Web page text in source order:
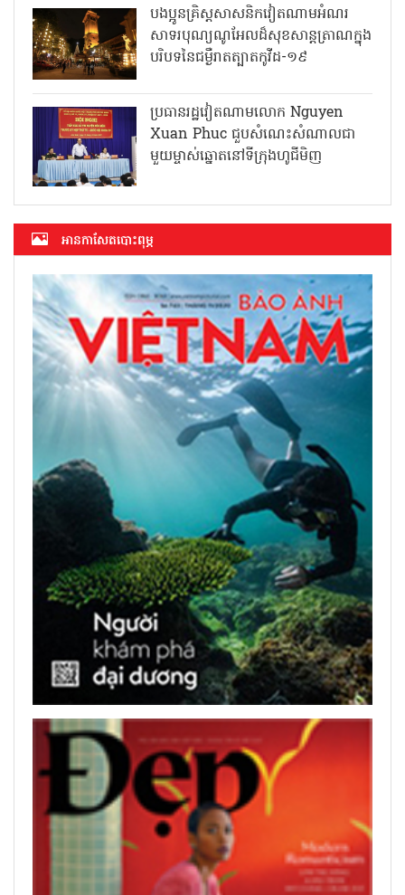
បងប្អូនគ្រិស្តសាសនិកវៀតណាមអំណរ
សាទរបុណ្យណូអែលដ៏សុខសាន្តត្រាណក្នុង
បរិបទនៃជម្ងឺរាតត្បាតកូវីដ-១៩
ប្រធានរដ្ឋវៀតណាមលោក Nguyen
Xuan Phuc ជួបសំណេះសំណាលជា
មួយម្ចាស់ឆ្នោតនៅទីក្រុងហូជីមិញ
អាន​កាសែត​បោះពុម្ភ